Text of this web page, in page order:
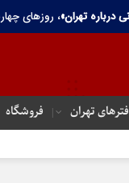
درباره تهران»، روزهای
تهران‌ فروشگاه